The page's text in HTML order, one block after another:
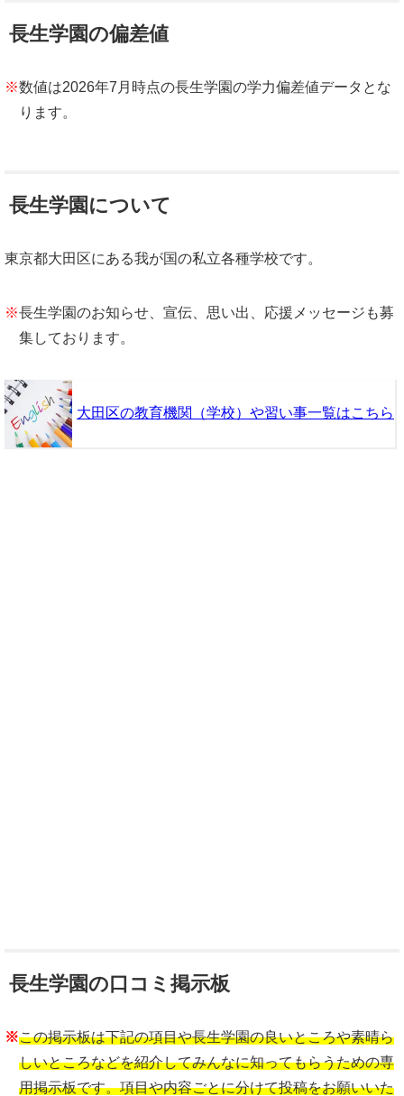
長生学園の偏差値
※数値は2026年7月時点の長生学園の学力偏差値データとな
ります。
長生学園について
東京都大田区にある我が国の私立各種学校です。
※長生学園のお知らせ、宣伝、思い出、応援メッセージも募
集しております。
大田区の教育機関（学校）や習い事一覧はこちら
長生学園の口コミ掲示板
※この掲示板は下記の項目や長生学園の良いところや素晴ら
しいところなどを紹介してみんなに知ってもらうための専
用掲示板です。項目や内容ごとに分けて投稿をお願いいた